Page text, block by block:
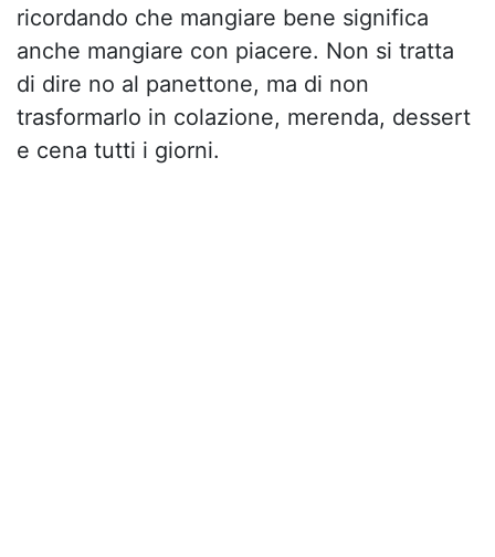
ricordando che mangiare bene significa
anche mangiare con piacere. Non si tratta
di dire no al panettone, ma di non
trasformarlo in colazione, merenda, dessert
e cena tutti i giorni.